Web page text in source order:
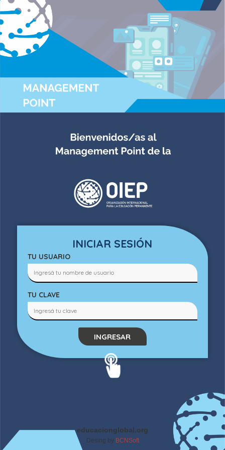
INICIAR SESIÓN
TU USUARIO
TU CLAVE
INGRESAR
educacionglobal.org
Desing by BCNSoft